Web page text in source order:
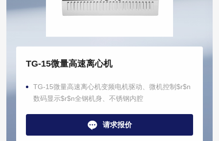
TG-15微量高速离心机
TG-15微量高速离心机变频电机驱动、微机控制$r$n
数码显示$r$n全钢机身、不锈钢内腔
请求报价